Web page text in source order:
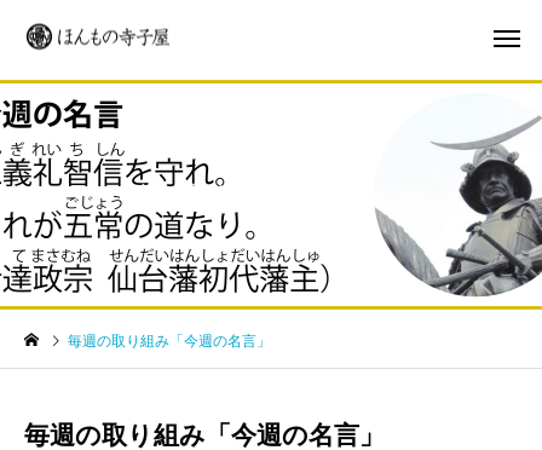
毎週の取り組み「今週の名言」
毎週の取り組み「今週の名言」
毎週の取り組み「今週の名言」